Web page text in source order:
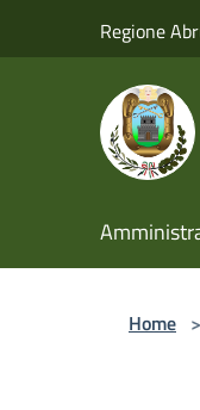
Regione
Home >